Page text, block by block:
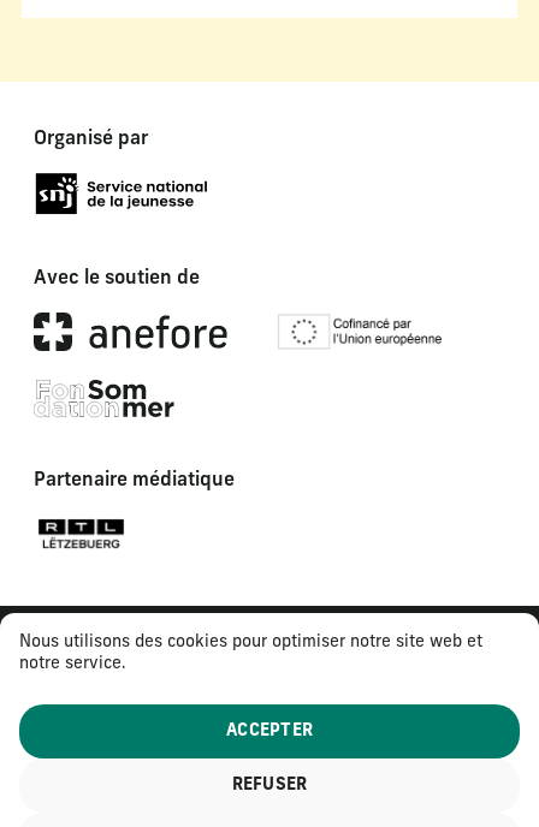
Nous utilisons des cookies pour optimiser notre site web et
notre service.
ACCEPTER
REFUSER
Organisé par
Avec le soutien de
Partenaire médiatique